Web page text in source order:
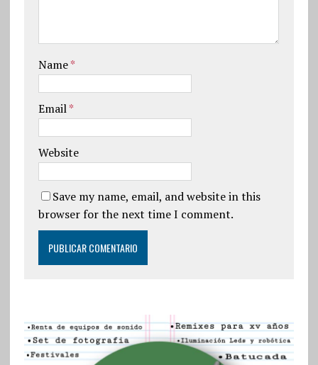
Name*
Email*
Website
Save my name, email, and website in this
browser for the next time I comment.